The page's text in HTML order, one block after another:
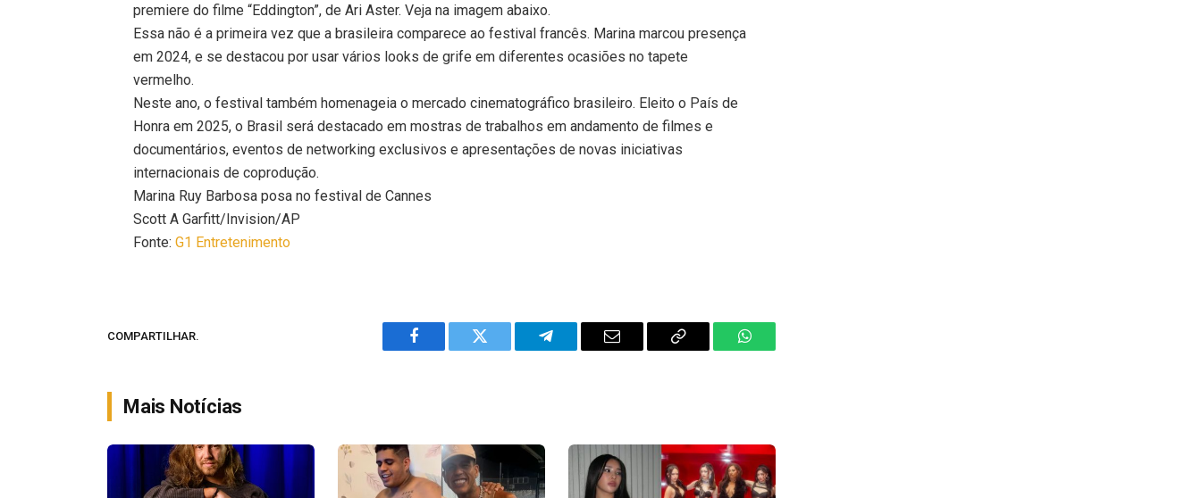
premiere do filme “Eddington”, de Ari Aster. Veja na imagem abaixo.
Essa não é a primeira vez que a brasileira comparece ao festival francês. Marina marcou presença
em 2024, e se destacou por usar vários looks de grife em diferentes ocasiões no tapete
vermelho.
Neste ano, o festival também homenageia o mercado cinematográfico brasileiro. Eleito o País de
Honra em 2025, o Brasil será destacado em mostras de trabalhos em andamento de filmes e
documentários, eventos de networking exclusivos e apresentações de novas iniciativas
internacionais de coprodução.
Marina Ruy Barbosa posa no festival de Cannes
Scott A Garfitt/Invision/AP
Fonte:G1 Entretenimento
COMPARTILHAR.
Facebook Twitter Telegram Email
Copy
WhatsApp
Mais Notícias